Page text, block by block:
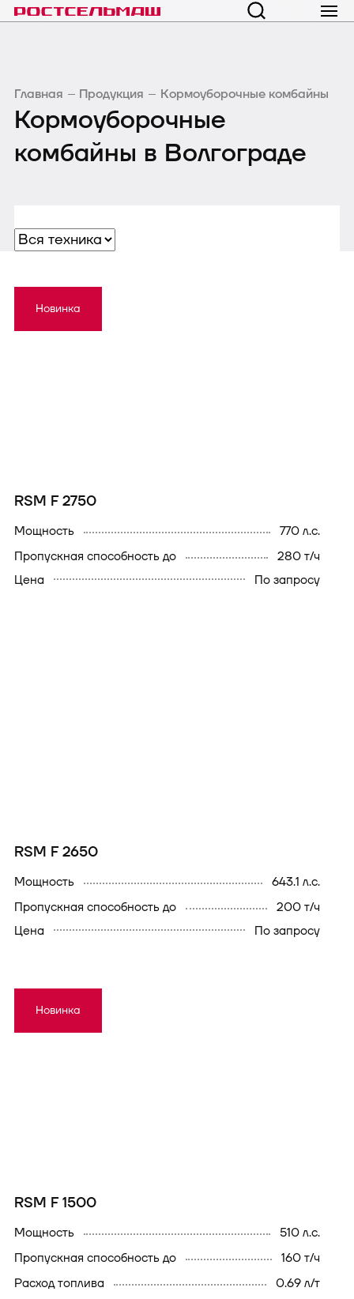
Главная Продукция Кормоуборочные комбайны
Кормоуборочные
комбайны в Волгограде
Новинка
RSM F 2750
Мощность
770 л.с.
Пропускная способность до
280 т/ч
Цена
По запросу
RSM F 2650
мощность
643.1 л.с.
пропускная способность до
200 т/ч
Цена
По запросу
Новинка
RSM F 1500
Мощность
510 л.с.
Пропускная способность до
160 т/ч
Расход топлива
0.69 л/т